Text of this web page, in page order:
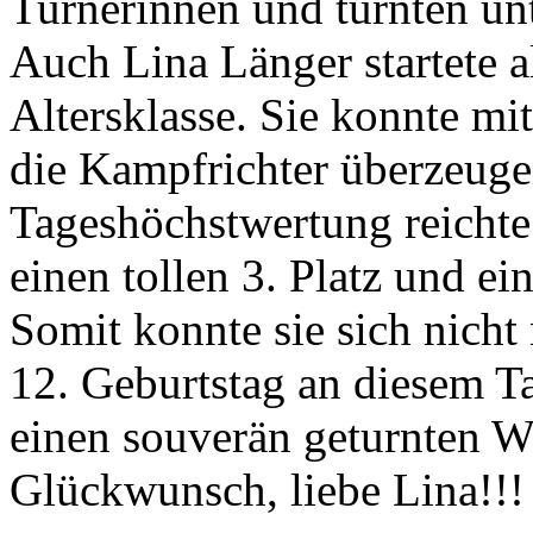
Auch Lina Länger startete
Altersklasse. Sie konnte
die Kampfrichter
Tageshöchstwertung
einen tollen 3. Platz und
Somit konnte sie sich
12. Geburtstag an diesem
einen souverän geturnten
Glückwunsch, liebe Lina!!!